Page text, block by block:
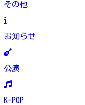
その他
お知らせ
公演
K-POP